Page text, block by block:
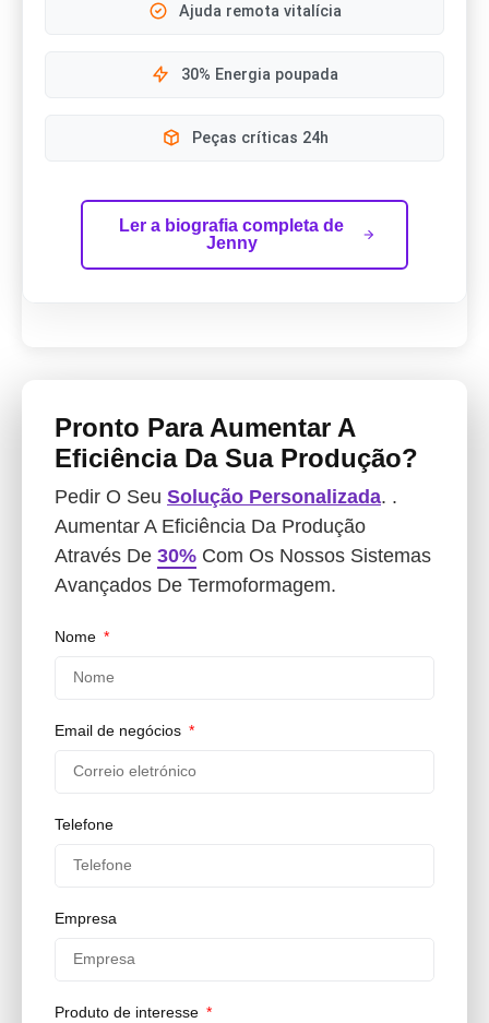
Ajuda remota vitalícia
30% Energia poupada
Peças críticas 24h
Ler a biografia completa de
Jenny
Pronto Para Aumentar A
Eficiência Da Sua Produção?
Pedir O Seu Solução Personalizada. .
Aumentar A Eficiência Da Produção
Através De 30% Com Os Nossos Sistemas
Avançados De Termoformagem.
Nome
Email de negócios
Telefone
Empresa
Produto de interesse